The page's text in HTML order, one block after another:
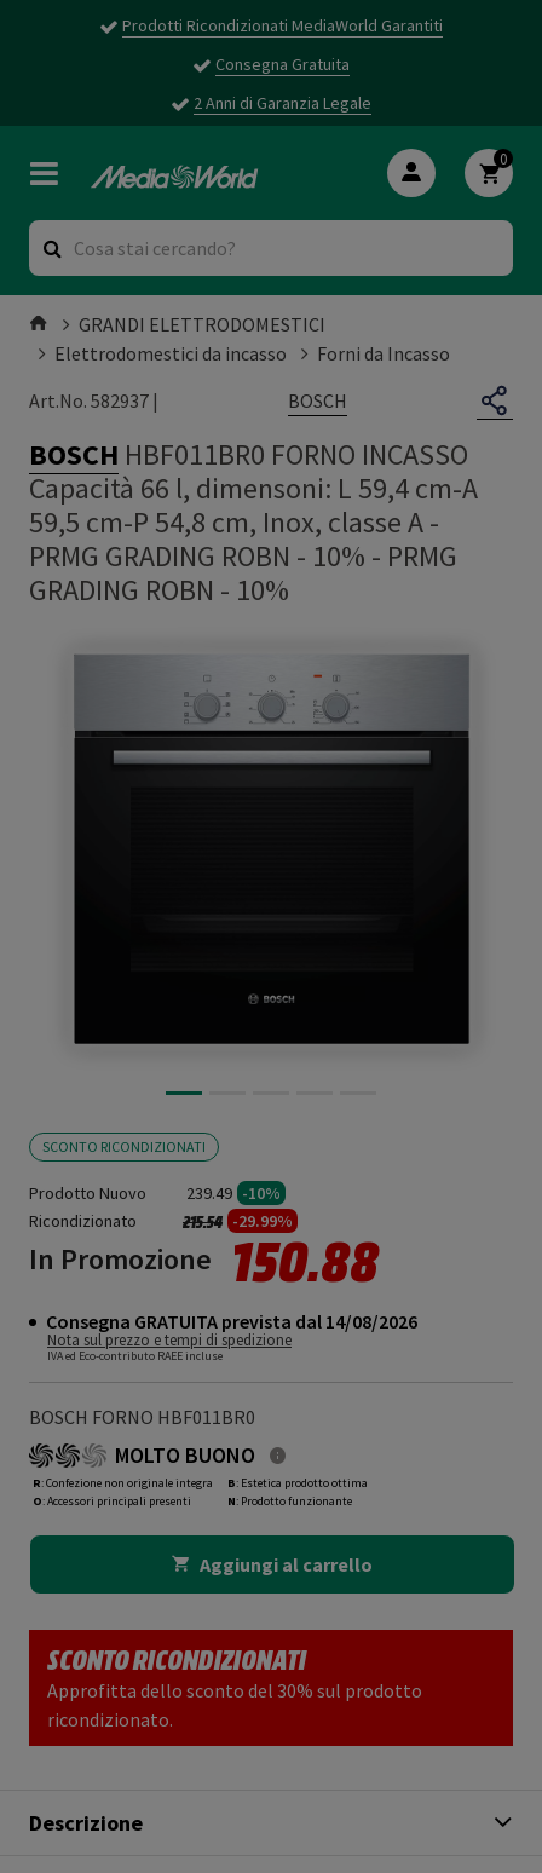
Prodotti Ricondizionati MediaWorld Garantiti
Consegna Gratuita
2 Anni di Garanzia Legale
0
GRANDI ELETTRODOMESTICI
Elettrodomestici da incasso
Forni da Incasso
Art.No. 582937 |
BOSCH
BOSCH HBF011BR0 FORNO INCASSO
Capacità 66 l, dimensoni: L 59,4 cm-A
59,5 cm-P 54,8 cm, Inox, classe A -
PRMG GRADING ROBN - 10% - PRMG
GRADING ROBN - 10%
SCONTO RICONDIZIONATI
Prodotto Nuovo 239.49 -10%
Ricondizionato
Prezzo ridotto da
215.54a -29.99%
In Promozione 150.88
Consegna GRATUITA prevista dal 14/08/2026
Nota sul prezzo e tempi di spedizione
IVA ed Eco-contributo RAEE incluse
BOSCH FORNO HBF011BR0
MOLTO BUONO
R: Confezione non originale integra
O: Accessori principali presenti
B: Estetica prodotto ottima
N: Prodotto funzionante
Aggiungi al carrello
SCONTO RICONDIZIONATI
Approfitta dello sconto del 30% sul prodotto
ricondizionato.
Descrizione